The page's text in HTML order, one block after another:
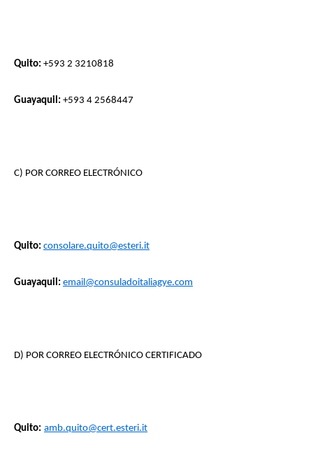
Quito: +593 2 3210818
Guayaquil: +593 4 2568447
C) POR CORREO ELECTRÓNICO
Quito: consolare.quito@esteri.it
Guayaquil: email@consuladoitaliagye.com
D) POR CORREO ELECTRÓNICO CERTIFICADO
Quito: amb.quito@cert.esteri.it